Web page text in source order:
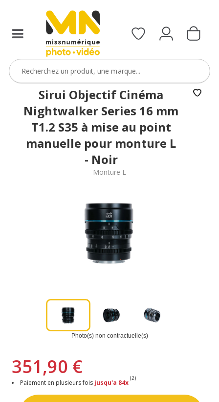
le
ObjectifFiltre5
VOIR L'OFFRE
Sirui Objectif Cinéma
Nightwalker Series 16 mm
T1.2 S35 à mise au point
manuelle pour monture L
- Noir
Monture L
Photo(s) non contractuelle(s)
351,90 €
Paiement en plusieurs fois jusqu'a 84x
(2)